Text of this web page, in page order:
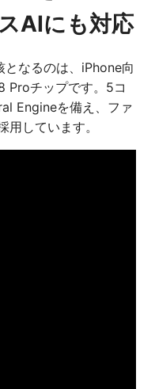
AIにも対応
なるのは、iPhone向
Proチップです。5コ
Engineを備え、ファ
用しています。